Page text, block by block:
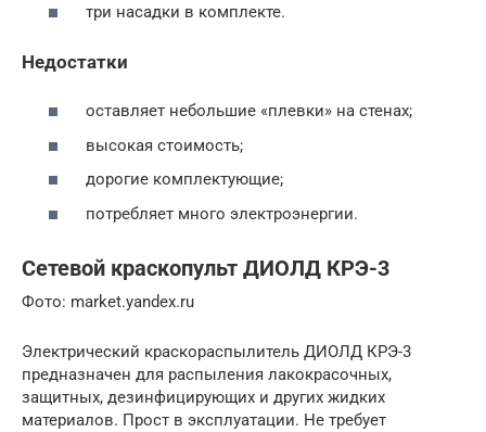
три насадки в комплекте.
Недостатки
оставляет небольшие «плевки» на стенах;
высокая стоимость;
дорогие комплектующие;
потребляет много электроэнергии.
Сетевой краскопульт ДИОЛД КРЭ-3
Фото: market.yandex.ru
Электрический краскораспылитель ДИОЛД КРЭ-3
предназначен для распыления лакокрасочных,
защитных, дезинфицирующих и других жидких
материалов. Прост в эксплуатации. Не требует